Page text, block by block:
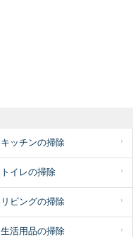
キッチンの掃除
トイレの掃除
リビングの掃除
生活用品の掃除